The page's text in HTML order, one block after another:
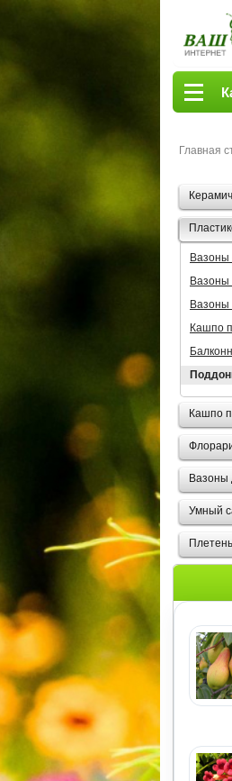
Главная
Вазоны
Вазоны
Вазоны
Кашпо
Кашпо
Вазоны
Умный